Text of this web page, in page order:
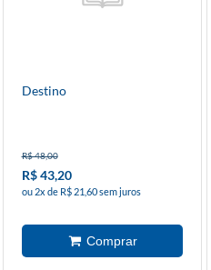
Destino
R$ 48,00
R$ 43,20
ou 2x de R$ 21,60 sem juros